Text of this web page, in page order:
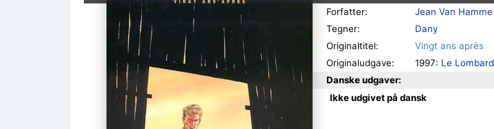
Forfatter:
Jean Van Hamme
Tegner:
Dany
Originaltitel:
Vingt ans après
Originaludgave:
1997: Le Lombard
Danske udgaver:
Ikke udgivet på dansk